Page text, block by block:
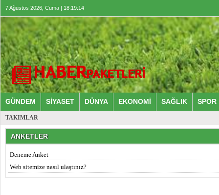
7 Ağustos 2026, Cuma | 18:19:14
GÜNDEM SİYASET DÜNYA EKONOMİ SAĞLIK SPOR
TAKIMLAR
ANKETLER
Deneme Anket
Web sitemize nasıl ulaştınız?